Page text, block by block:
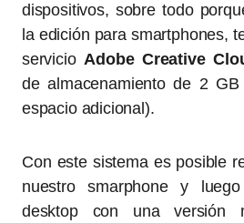
dispositivos, sobre todo
la edición para smartphones,
servicioAdobe Creative
de almacenamiento de 2
espacio adicional).
Con este sistema es posible
nuestro smarphone y
desktop con una versión